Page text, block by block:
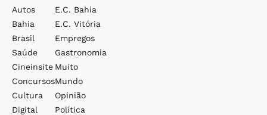
Autos
Bahia
Brasil
Saúde
Cineinsite
Concursos
Cultura
Digital
E.c. Bahia
E.c. Vitória
Empregos
Gastronomia
Muito
Mundo
Opinião
Política